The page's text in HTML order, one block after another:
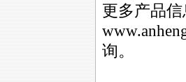
更多产品
询。